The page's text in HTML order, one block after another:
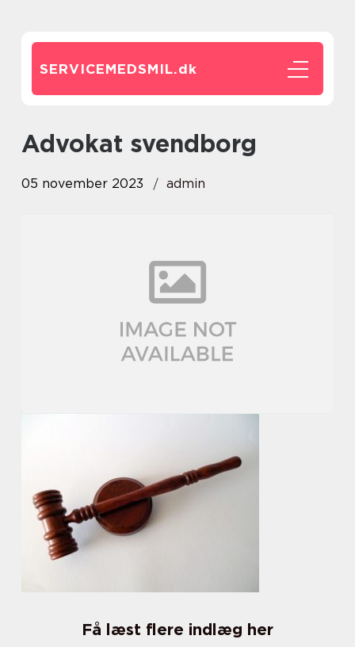
SERVICEMEDSMIL.dk
advokat svendborg
05 november 2023 admin
Få læst flere indlæg her